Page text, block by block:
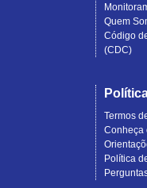
Quem
Código
(CDC)
Termos
Conheça
Política